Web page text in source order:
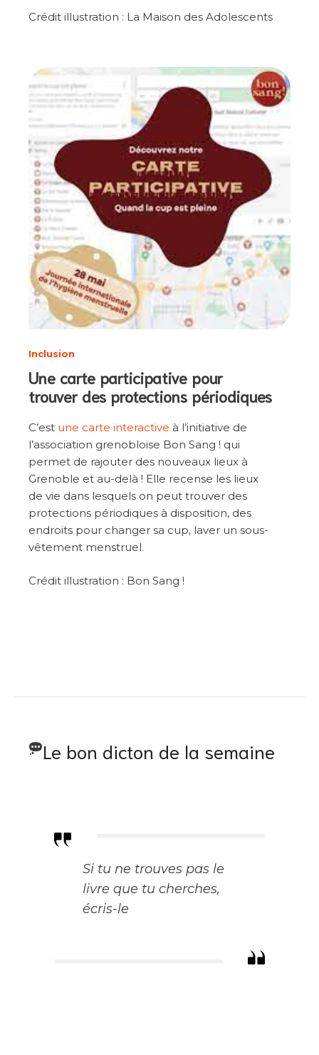
Crédit illustration : La Maison des Adolescents
Inclusion
Une carte participative pour
trouver des protections périodiques
C’est une carte interactive à l’initiative de
l’association grenobloise Bon Sang ! qui
permet de rajouter des nouveaux lieux à
Grenoble et au-delà ! Elle recense les lieux
de vie dans lesquels on peut trouver des
protections périodiques à disposition, des
endroits pour changer sa cup, laver un sous-
vêtement menstruel.
Crédit illustration : Bon Sang !
Le bon dicton de la semaine
Si tu ne trouves pas le
livre que tu cherches,
écris-le